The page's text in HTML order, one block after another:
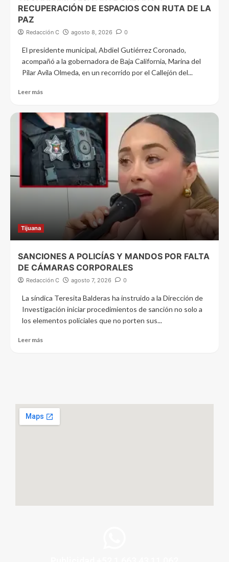
RECUPERACIÓN DE ESPACIOS CON RUTA DE LA
PAZ
Redacción C agosto 8, 2026 0
El presidente municipal, Abdiel Gutiérrez Coronado,
acompañó a la gobernadora de Baja California, Marina del
Pilar Avila Olmeda, en un recorrido por el Callejón del...
Leer más
Tijuana
SANCIONES A POLICÍAS Y MANDOS POR FALTA
DE CÁMARAS CORPORALES
Redacción C agosto 7, 2026 0
La síndica Teresita Balderas ha instruido a la Dirección de
Investigación iniciar procedimientos de sanción no solo a
los elementos policiales que no porten sus...
Leer más